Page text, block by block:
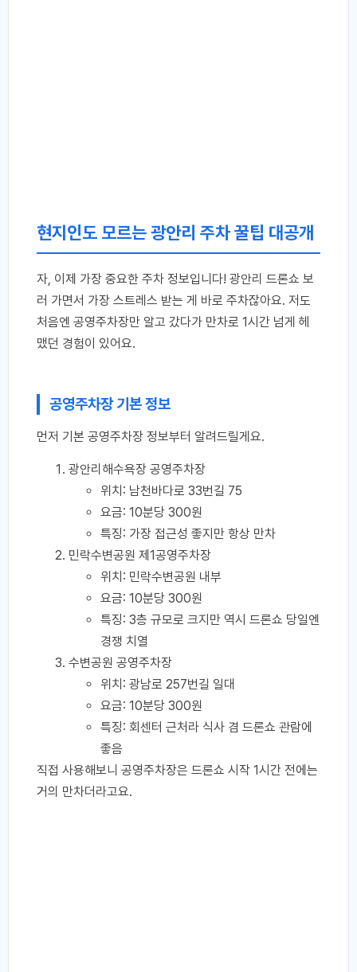
현지인도 모르는 광안리 주차 꿀팁 대공개
자, 이제 가장 중요한 주차 정보입니다! 광안리 드론쇼 보
러 가면서 가장 스트레스 받는 게 바로 주차잖아요. 저도
처음엔 공영주차장만 알고 갔다가 만차로 1시간 넘게 헤
맸던 경험이 있어요.
공영주차장 기본 정보
먼저 기본 공영주차장 정보부터 알려드릴게요.
광안리해수욕장 공영주차장
위치: 남천바다로 33번길 75
요금: 10분당 300원
특징: 가장 접근성 좋지만 항상 만차
민락수변공원 제1공영주차장
위치: 민락수변공원 내부
요금: 10분당 300원
특징: 3층 규모로 크지만 역시 드론쇼 당일엔
경쟁 치열
수변공원 공영주차장
위치: 광남로 257번길 일대
요금: 10분당 300원
특징: 회센터 근처라 식사 겸 드론쇼 관람에
좋음
직접 사용해보니 공영주차장은 드론쇼 시작 1시간 전에는
거의 만차더라고요.